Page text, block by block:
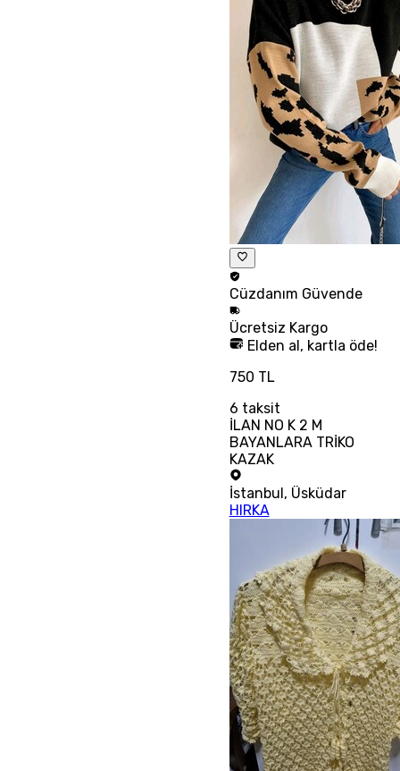
Cüzdanım Güvende
Ücretsiz Kargo
Elden al, kartla öde!
750 TL
6 taksit
İLAN NO K 2 M
BAYANLARA TRİKO
KAZAK
İstanbul, Üsküdar
HIRKA